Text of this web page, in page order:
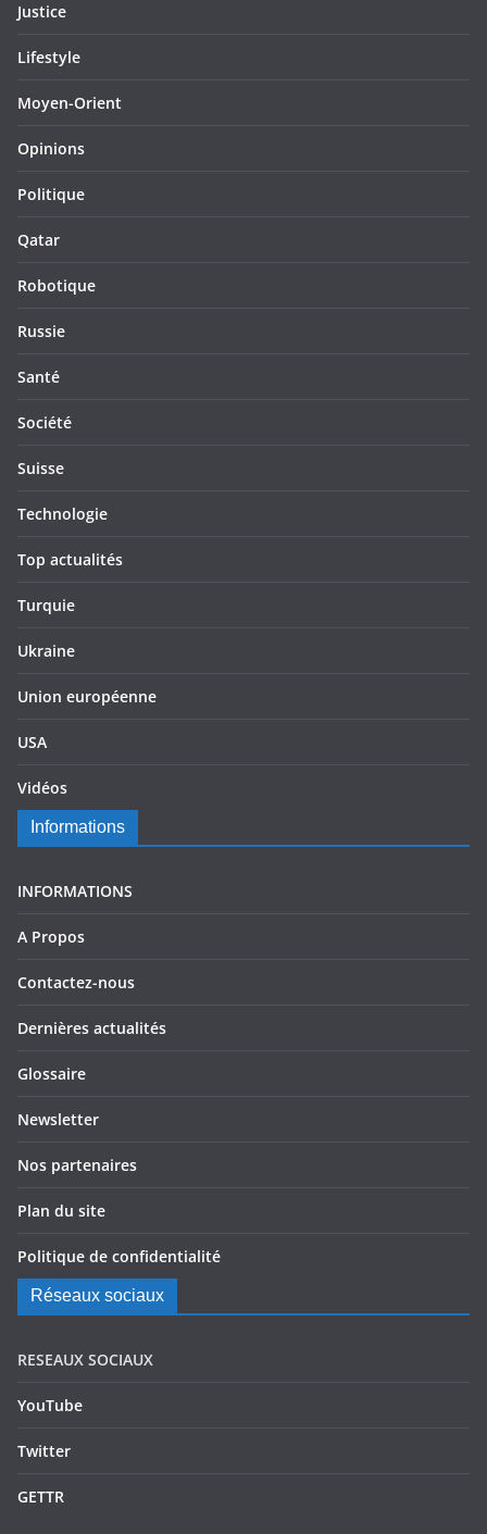
Justice
Lifestyle
Moyen-Orient
Opinions
Politique
Qatar
Robotique
Russie
Santé
Société
Suisse
Technologie
Top actualités
Turquie
Ukraine
Union européenne
USA
Vidéos
Informations
INFORMATIONS
A Propos
Contactez-nous
Dernières actualités
Glossaire
Newsletter
Nos partenaires
Plan du site
Politique de confidentialité
Réseaux sociaux
RESEAUX SOCIAUX
YouTube
Twitter
GETTR